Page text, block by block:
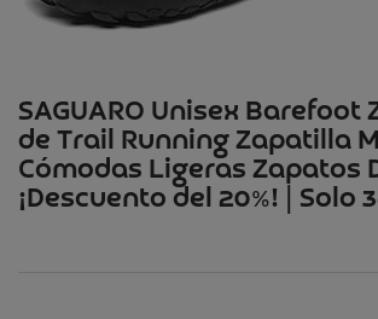
SAGUARO Unisex Barefoot
de Trail Running Zapatilla
Cómodas Ligeras Zapatos
¡Descuento del 20%! | Solo